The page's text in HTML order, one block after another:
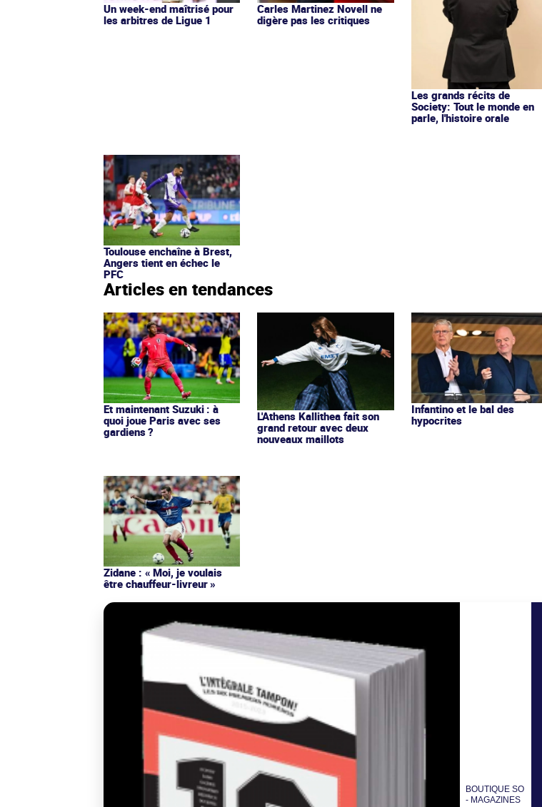
Un week-end maîtrisé pour
les arbitres de Ligue 1
Carles Martinez Novell ne
digère pas les critiques
Les grands récits de
Society: Tout le monde en
parle, l'histoire orale
Toulouse enchaîne à Brest,
Angers tient en échec le
PFC
Articles en tendances
Et maintenant Suzuki : à
quoi joue Paris avec ses
gardiens ?
L'Athens Kallithea fait son
grand retour avec deux
nouveaux maillots
Infantino et le bal des
hypocrites
Zidane : « Moi, je voulais
être chauffeur-livreur »
BOUTIQUE SO
- MAGAZINES